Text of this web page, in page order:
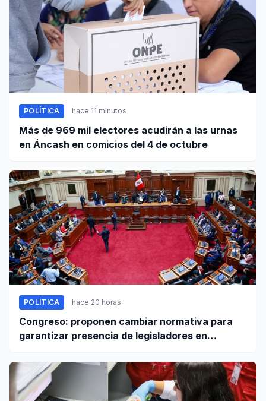
POLÍTICA hace 11 minutos
Más de 969 mil electores acudirán a las urnas
en Áncash en comicios del 4 de octubre
POLÍTICA hace 20 horas
Congreso: proponen cambiar normativa para
garantizar presencia de legisladores en